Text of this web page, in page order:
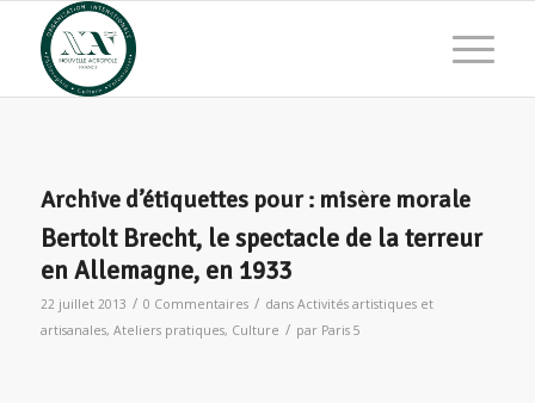
Archive d’étiquettes pour : misère morale
Bertolt Brecht, le spectacle de la terreur
en Allemagne, en 1933
22 juillet 2013 / 0 Commentaires / dans Activités artistiques et
artisanales, Ateliers pratiques, Culture / par Paris 5